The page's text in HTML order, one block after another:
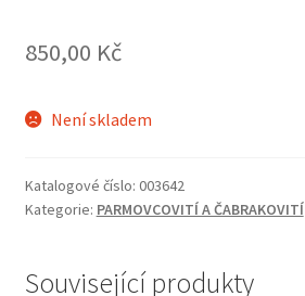
850,00 Kč
Není skladem
Katalogové číslo: 003642
Kategorie: PARMOVCOVITÍ A ČABRAKOVITÍ
Související produkty